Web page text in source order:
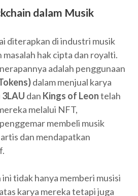
dalam Musik
diterapkan di industri musik
hak cipta dan royalti.
adalah penggunaan
dalam menjual karya
3LAU dan Kings of Leontelah
melalui NFT,
membeli musik
dan mendapatkan
tidak hanya memberi musisi
karya mereka tetapi juga